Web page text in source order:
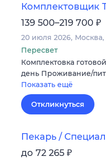
Комплектовщик
139 500–219 700 ₽
20 июля 2026 Москва
Пересвет
Комплектовка
день Проживание/
Показать ещё
Откликнуться
Пекарь /
до 72 265 ₽